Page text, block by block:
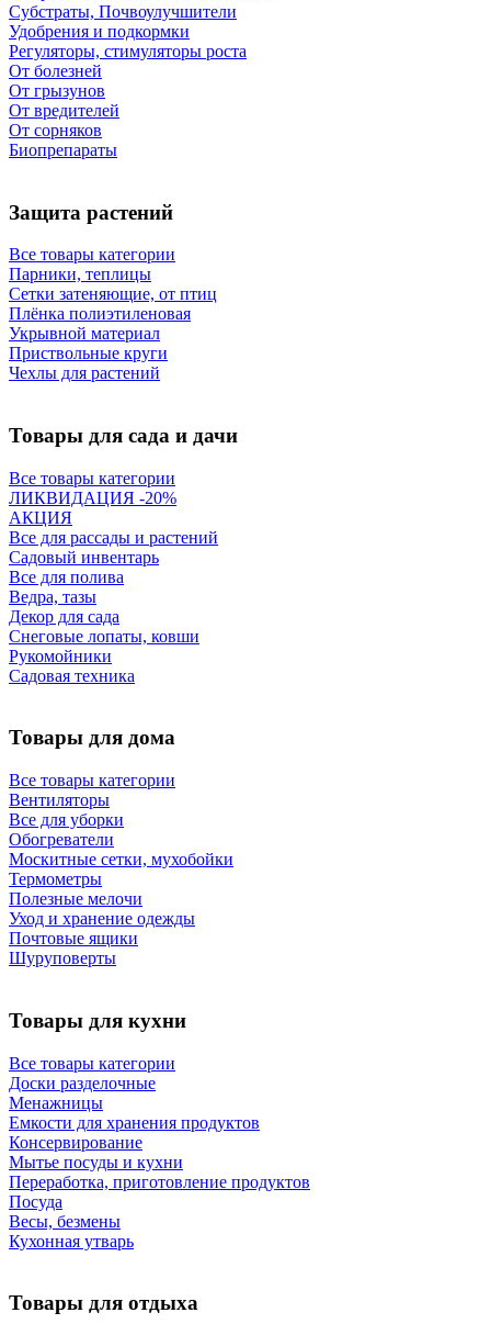
Субстраты, Почвоулучшители
Удобрения и подкормки
Регуляторы, стимуляторы роста
От болезней
От грызунов
От вредителей
От сорняков
Биопрепараты
Защита растений
Все товары категории
Парники, теплицы
Сетки затеняющие, от птиц
Плёнка полиэтиленовая
Укрывной материал
Приствольные круги
Чехлы для растений
Товары для сада и дачи
Все товары категории
ЛИКВИДАЦИЯ -20%
АКЦИЯ
Все для рассады и растений
Садовый инвентарь
Все для полива
Ведра, тазы
Декор для сада
Снеговые лопаты, ковши
Рукомойники
Садовая техника
Товары для дома
Все товары категории
Вентиляторы
Все для уборки
Обогреватели
Москитные сетки, мухобойки
Термометры
Полезные мелочи
Уход и хранение одежды
Почтовые ящики
Шуруповерты
Товары для кухни
Все товары категории
Доски разделочные
Менажницы
Емкости для хранения продуктов
Консервирование
Мытье посуды и кухни
Переработка, приготовление продуктов
Посуда
Весы, безмены
Кухонная утварь
Товары для отдыха